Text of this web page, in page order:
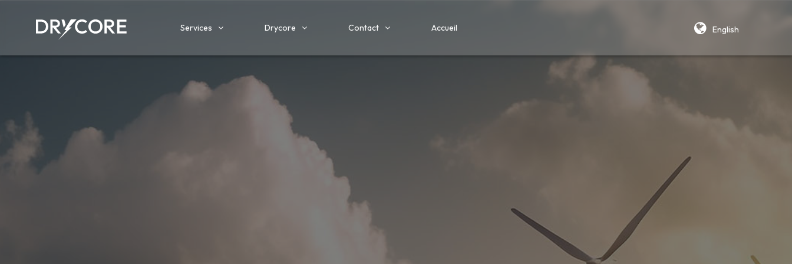
Services Drycore Contact Accueil English